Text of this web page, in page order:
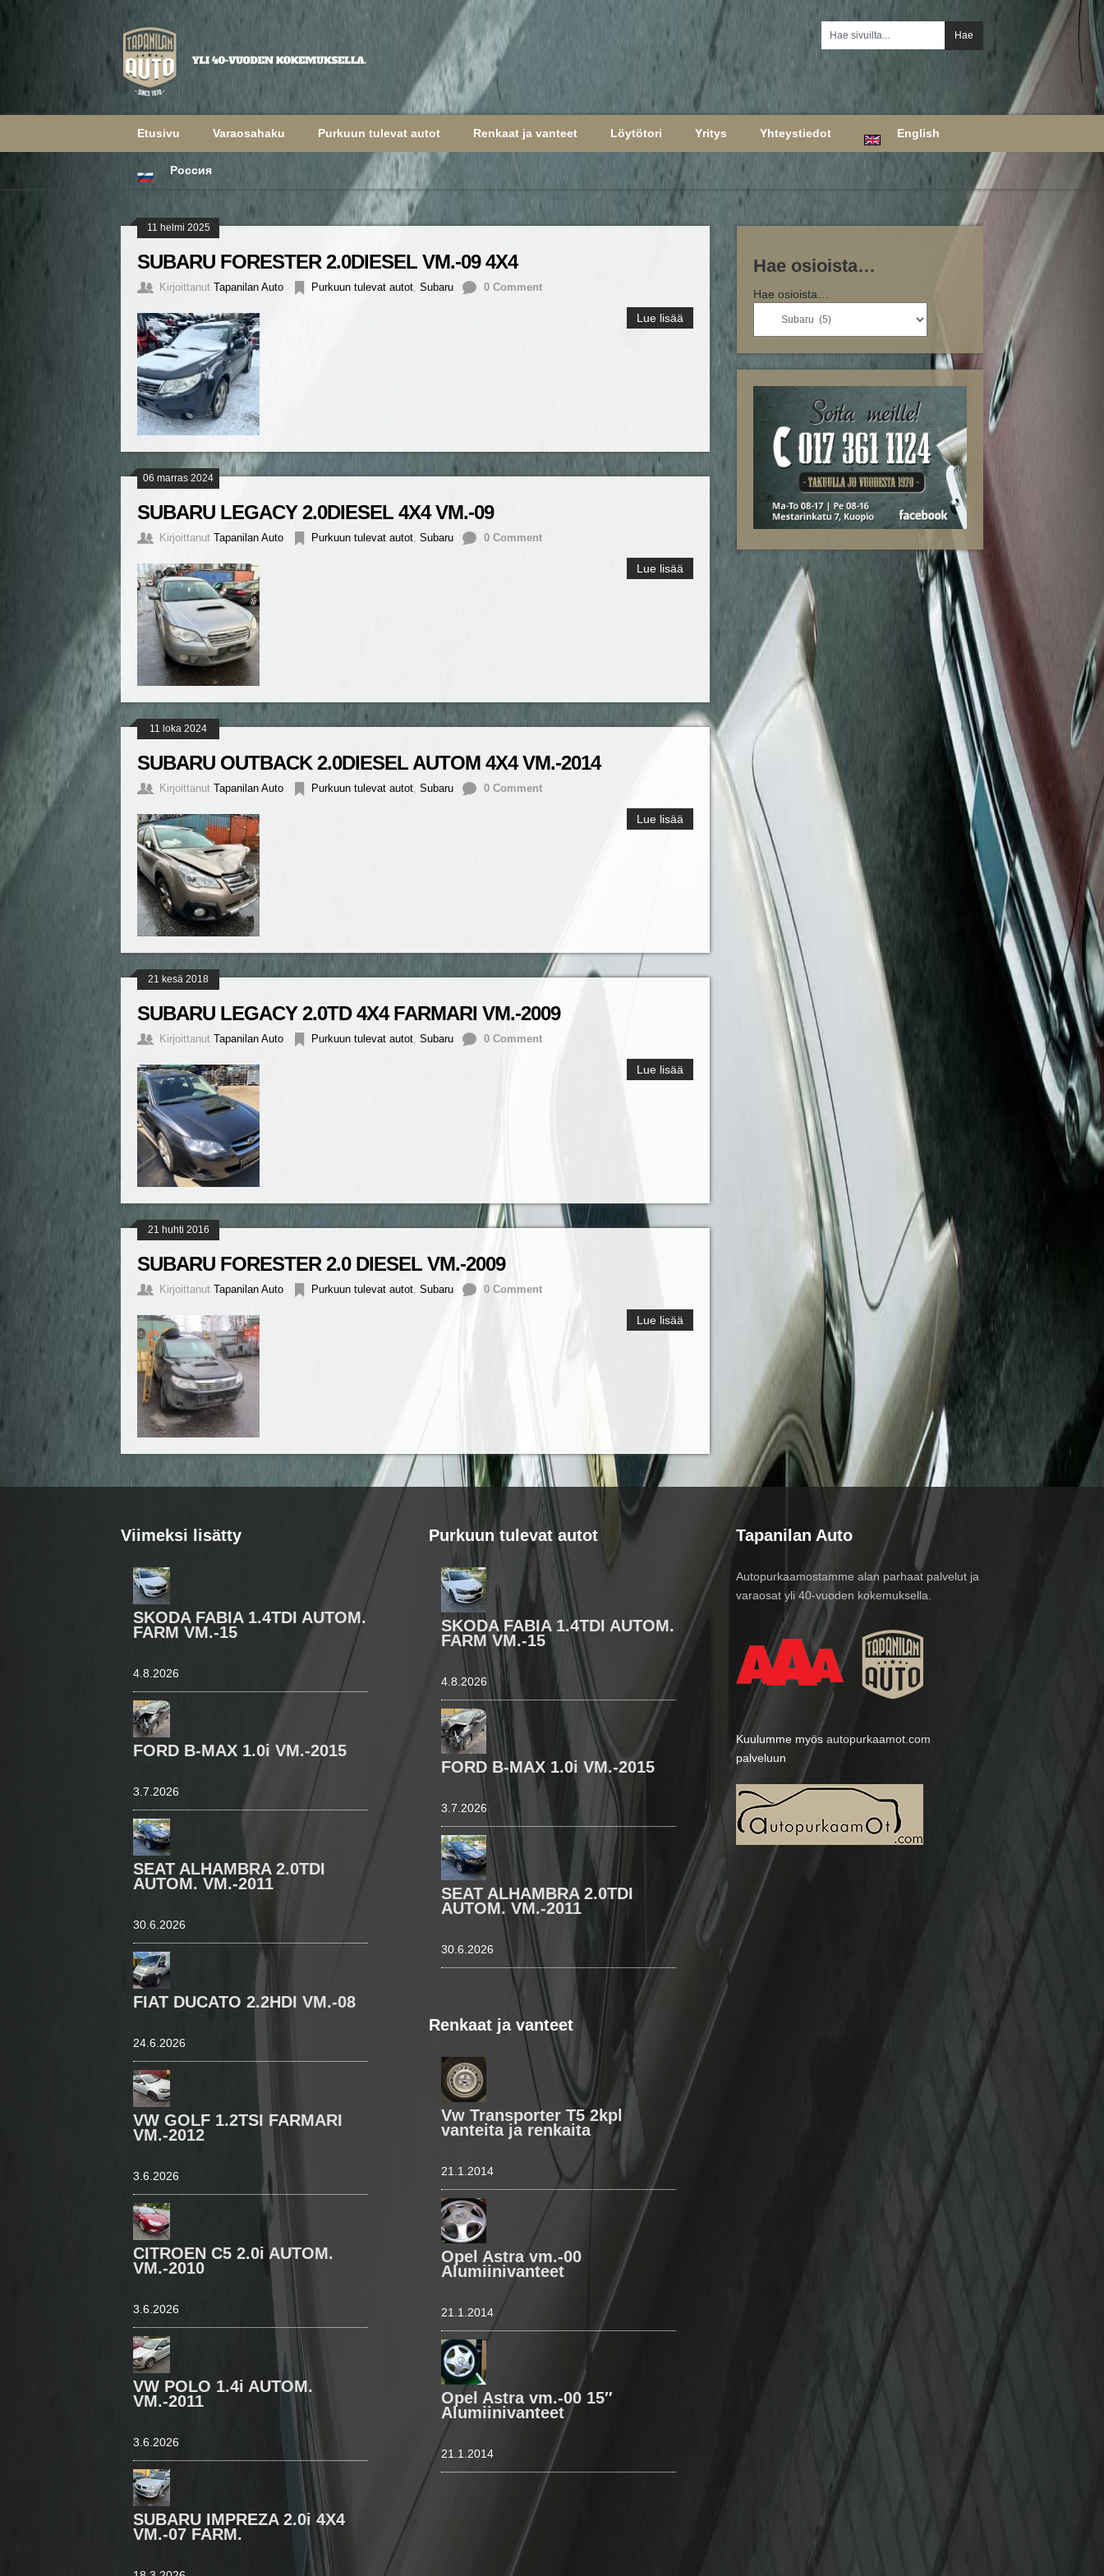
Etusivu Varaosahaku Purkuun tulevat autot Renkaat ja vanteet Löytötori Yritys Yhteystiedot English
Россия
11 helmi 2025
SUBARU FORESTER 2.0DIESEL VM.-09 4X4
Kirjoittanut Tapanilan Auto Purkuun tulevat autot, Subaru 0 Comment
Lue lisää
06 marras 2024
SUBARU LEGACY 2.0DIESEL 4X4 VM.-09
Kirjoittanut Tapanilan Auto Purkuun tulevat autot Subaru 0 Comment
Lue lisää
11 loka 2024
SUBARU OUTBACK 2.0DIESEL AUTOM 4X4 VM.-2014
Kirjoittanut Tapanilan Auto Purkuun tulevat autot Subaru 0 Comment
Lue lisää
21 kesä 2018
SUBARU LEGACY 2.0TD 4X4 FARMARI VM.-2009
Kirjoittanut Tapanilan Auto Purkuun tulevat autot Subaru 0 Comment
Lue lisää
21 huhti 2016
SUBARU FORESTER 2.0 DIESEL VM.-2009
Kirjoittanut Tapanilan Auto Purkuun tulevat autot Subaru 0 Comment
Lue lisää
Hae osioista…
Hae osioista…
Viimeksi lisätty
SKODA FABIA 1.4TDI AUTOM.
FARM VM.-15
4.8.2026
FORD B-MAX 1.0i VM.-2015
3.7.2026
SEAT ALHAMBRA 2.0TDI
AUTOM. VM.-2011
30.6.2026
FIAT DUCATO 2.2HDI VM.-08
24.6.2026
VW GOLF 1.2TSI FARMARI
VM.-2012
3.6.2026
CITROEN C5 2.0i AUTOM.
VM.-2010
3.6.2026
VW POLO 1.4i AUTOM.
VM.-2011
3.6.2026
SUBARU IMPREZA 2.0i 4X4
VM.-07 FARM.
Purkuun tulevat autot
SKODA FABIA 1.4TDI AUTOM.
FARM VM.-15
4.8.2026
FORD B-MAX 1.0i VM.-2015
3.7.2026
SEAT ALHAMBRA 2.0TDI
AUTOM. VM.-2011
30.6.2026
Renkaat ja vanteet
Vw Transporter T5 2kpl
vanteita ja renkaita
21.1.2014
Opel Astra vm.-00
Alumiinivanteet
21.1.2014
Opel Astra vm.-00 15″
Alumiinivanteet
21.1.2014
Tapanilan Auto
Autopurkaamostamme alan parhaat palvelut ja
varaosat yli 40-vuoden kokemuksella.
Kuulumme myös autopurkaamot.com
palveluun